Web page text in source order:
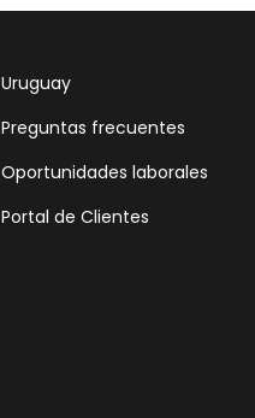
Uruguay
Preguntas frecuentes
Oportunidades laborales
Portal de Clientes